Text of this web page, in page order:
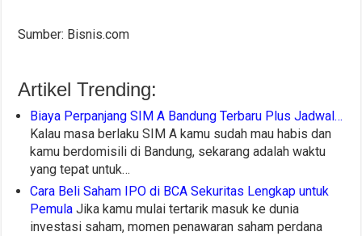
Sumber: Bisnis.com
Artikel Trending:
Biaya Perpanjang SIM A Bandung Terbaru Plus Jadwal…
Kalau masa berlaku SIM A kamu sudah mau habis dan
kamu berdomisili di Bandung, sekarang adalah waktu
yang tepat untuk…
Cara Beli Saham IPO di BCA Sekuritas Lengkap untuk
Pemula Jika kamu mulai tertarik masuk ke dunia
investasi saham, momen penawaran saham perdana